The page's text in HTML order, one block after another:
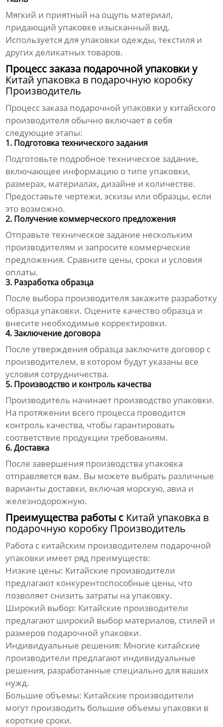
Мягкий и приятный на ощупь материал,
придающий упаковке изысканный вид.
Используется для упаковки одежды, текстиля и
других деликатных товаров.
Процесс заказа подарочной упаковки у
Китай упаковка в подарочную коробку
Производитель
Процесс заказа подарочной упаковки у китайского
производителя обычно включает в себя
следующие этапы:
1. Подготовка технического задания
Подготовьте подробное техническое задание,
включающее информацию о типе упаковки,
размерах, материалах, дизайне и количестве.
Предоставьте чертежи, эскизы или образцы, если
это возможно.
2. Получение коммерческого предложения
Отправьте техническое задание нескольким
производителям и запросите коммерческие
предложения. Сравните цены, сроки и условия
оплаты.
3. Разработка образца
После выбора производителя закажите разработку
образца упаковки. Оцените качество образца и
внесите необходимые корректировки.
4. Заключение договора
После утверждения образца заключите договор с
производителем, в котором будут указаны все
условия сотрудничества.
5. Производство и контроль качества
Производитель начинает производство упаковки.
На протяжении всего процесса проводится
контроль качества, чтобы гарантировать
соответствие продукции требованиям.
6. Доставка
После завершения производства упаковка
отправляется вам. Вы можете выбрать различные
варианты доставки, включая морскую, авиа и
железнодорожную.
Преимущества работы с Китай упаковка в
подарочную коробку Производитель
Работа с китайским производителем подарочной
упаковки имеет ряд преимуществ:
Низкие цены: Китайские производители
предлагают конкурентоспособные цены, что
позволяет снизить затраты на упаковку.
Широкий выбор: Китайские производители
предлагают широкий выбор материалов, стилей и
размеров подарочной упаковки.
Индивидуальные решения: Многие китайские
производители предлагают индивидуальные
решения, разработанные специально для ваших
нужд.
Большие объемы: Китайские производители
могут производить большие объемы упаковки в
короткие сроки.